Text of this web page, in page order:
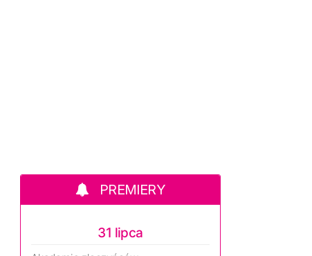
PREMIERY
31 lipca